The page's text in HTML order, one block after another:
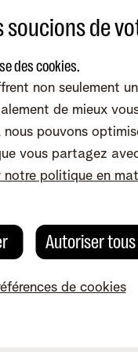
?
Posez
soucions de
des cookies.
non seulement
de mieux
nous pouvons
vous partagez
notre politique en
Autoriser
de cookies